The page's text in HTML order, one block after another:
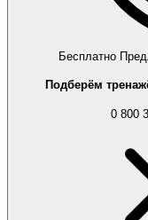
Бесплатно
Подберём
0 800